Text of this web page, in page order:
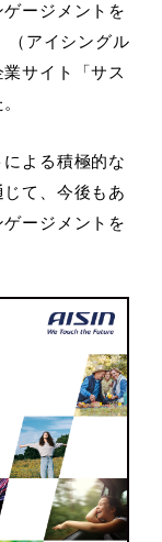
ージメントを
（アイシングル
サイト「サス
よる積極的な
て、今後もあ
ージメントを